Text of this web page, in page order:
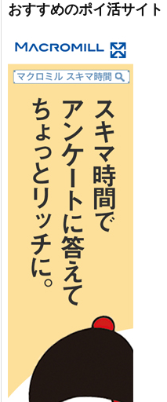
おすすめのポイ活サイト